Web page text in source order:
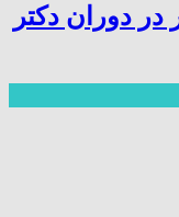
دوران دکتر